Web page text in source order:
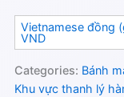
Vietnamese đồng
VND
Categories: Bánh
Khu vực thanh lý